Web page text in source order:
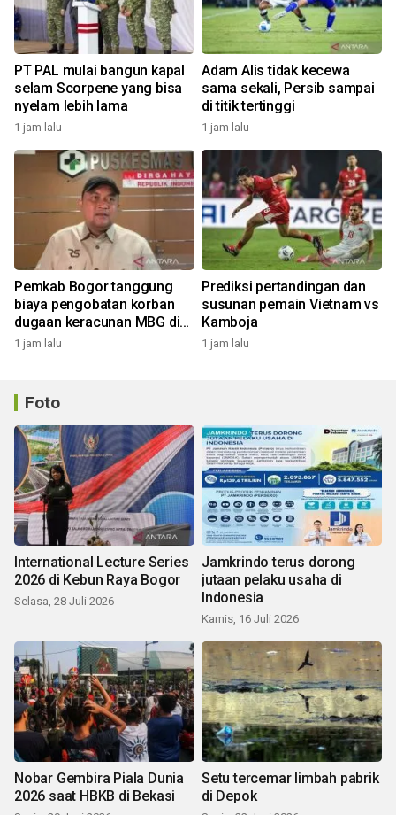
PT PAL mulai bangun kapal
selam Scorpene yang bisa
nyelam lebih lama
1 jam lalu
Adam Alis tidak kecewa
sama sekali, Persib sampai
di titik tertinggi
1 jam lalu
Pemkab Bogor tanggung
biaya pengobatan korban
dugaan keracunan MBG di
Dramaga
1 jam lalu
Prediksi pertandingan dan
susunan pemain Vietnam vs
Kamboja
1 jam lalu
Foto
International Lecture Series
2026 di Kebun Raya Bogor
Selasa, 28 Juli 2026
Jamkrindo terus dorong
jutaan pelaku usaha di
Indonesia
Kamis, 16 Juli 2026
Nobar Gembira Piala Dunia
2026 saat HBKB di Bekasi
Setu tercemar limbah pabrik
di Depok